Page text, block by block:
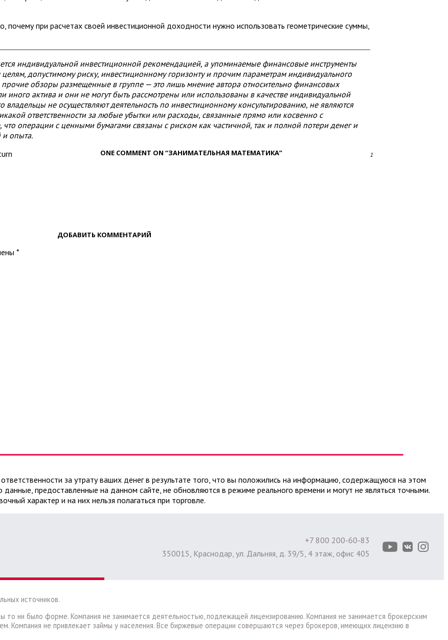
почему при расчетах своей инвестиционной доходности нужно использовать геометрические суммы,
индивидуальной инвестиционной рекомендацией, а упоминаемые финансовые инструменты
допустимому риску, инвестиционному горизонту и прочим параметрам индивидуального
обзоры размещенные в группе — это лишь мнение автора относительно финансовых
иного актива и они не могут быть рассмотрены или использованы в качестве индивидуальной
не осуществляют деятельность по инвестиционному консультированию, не являются
ответственности за любые убытки или расходы, связанные прямо или косвенно с
операции с ценными бумагами связаны с риском как частичной, так и полной потери денег и
и опыта.
1
ONE COMMENT ON “ЗАНИМАТЕЛЬНАЯ МАТЕМАТИКА”
ДОБАВИТЬ КОММЕНТАРИЙ
*
за утрату ваших денег в результате того, что вы положились на информацию, содержащуюся на этом
предоставленные на данном сайте, не обновляются в режиме реального времени и могут не являться точными.
характер и на них нельзя полагаться при торговле.
+7 800 200-60-83
350015, Краснодар, ул. Дальняя, д. 39/5, 4 этаж, офис 405
источников.
то ни было форме. Компания не занимается деятельностью, подлежащей лицензированию. Компания не занимается брокерским
Компания не привлекает займы у населения. Все биржевые операции совершаются через брокеров, имеющих лицензию в